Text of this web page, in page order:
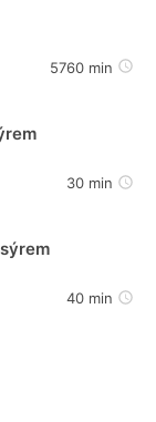
ještě nebyl
5760 min
ještě nebyl
30 min
ještě nebyl
40 min